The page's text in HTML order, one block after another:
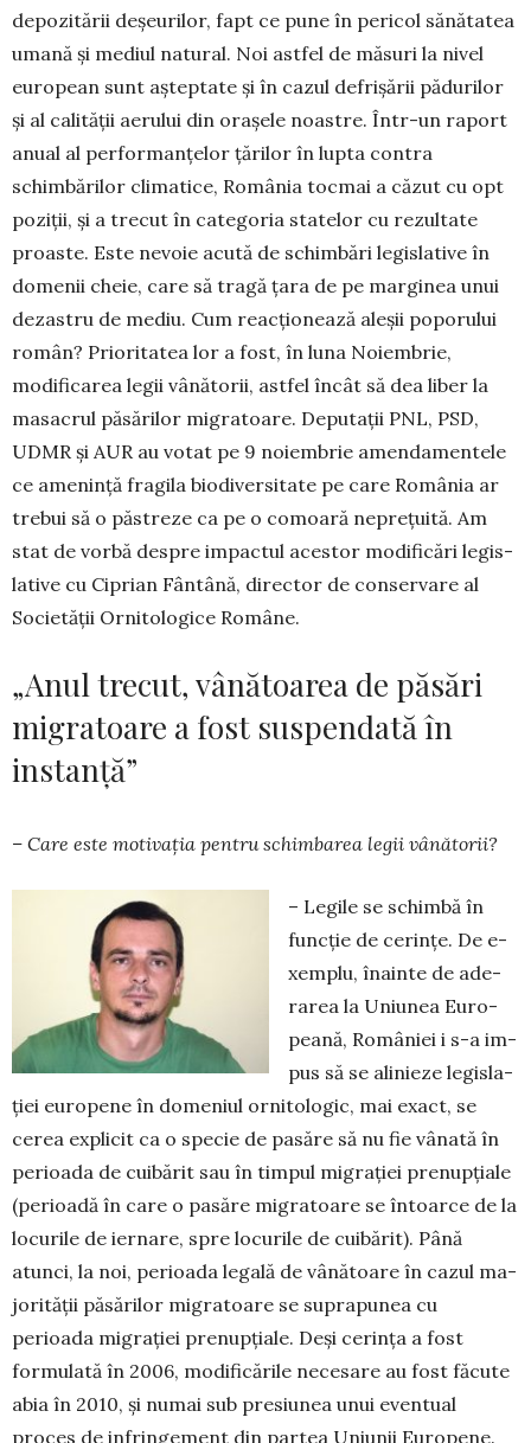
depozitării deșeurilor, fapt ce pune în pericol sănătatea
umană și mediul natural. Noi astfel de mă­suri la nivel
european sunt așteptate și în cazul defrișării pădurilor
și al calității aerului din orașele noastre. Într-un raport
anual al performanțelor ță­rilor în lupta contra
schimbărilor climatice, Româ­nia tocmai a căzut cu opt
poziții, și a trecut în cate­go­ria statelor cu rezultate
proaste. Este nevoie acu­tă de schimbări legislative în
do­menii cheie, care să tragă țara de pe marginea unui
dezas­­tru de me­diu. Cum reacționează aleșii popo­rului
român? Pri­o­ritatea lor a fost, în luna No­iem­brie,
modifica­rea legii vânătorii, astfel încât să dea liber la
masacrul pă­sărilor migratoare. Deputații PNL, PSD,
UDMR și AUR au votat pe 9 noiembrie amen­damentele
ce amenință fragila biodiversitate pe care România ar
trebui să o păstreze ca pe o co­moară neprețuită. Am
stat de vorbă despre impactul acestor mo­di­ficări le­gis­
lative cu Ci­prian Fân­tâ­nă, director de con­­ser­vare al
Socie­tății Or­ni­tologice Ro­mâ­ne.
„Anul trecut, vânătoarea de păsări
migratoare a fost suspendată în
instanță”
– Care este mo­ti­vația pentru schimba­rea legii vânătorii?
– Legile se schimbă în
funcție de ce­rin­țe. De e­
xem­plu, îna­inte de ade­
ra­rea la Uni­unea Eu­ro­
peană, Ro­mâniei i s-a im­
pus să se alini­eze legisla­
ției eu­ro­pe­ne în do­me­niul or­ni­tologic, mai e­xact, se
cerea explicit ca o spe­cie de pasăre să nu fie vânată în
pe­rioa­da de cui­bă­rit sau în tim­pul migrației pre­nup­ția­le
(perioadă în care o pasăre mi­gra­toare se întoar­ce de la
locurile de iernare, spre locu­rile de cuibărit). Până
atunci, la noi, pe­rioada le­gală de vâ­nătoare în cazul ma­
jorității pă­sărilor mi­gratoare se suprapunea cu
perioada mi­grației pre­nup­țiale. Deși cerința a fost
formulată în 2006, mo­dificările necesare au fost făcute
abia în 2010, și numai sub presiunea unui eventual
proces de in­fringement din partea Uniunii Europene.